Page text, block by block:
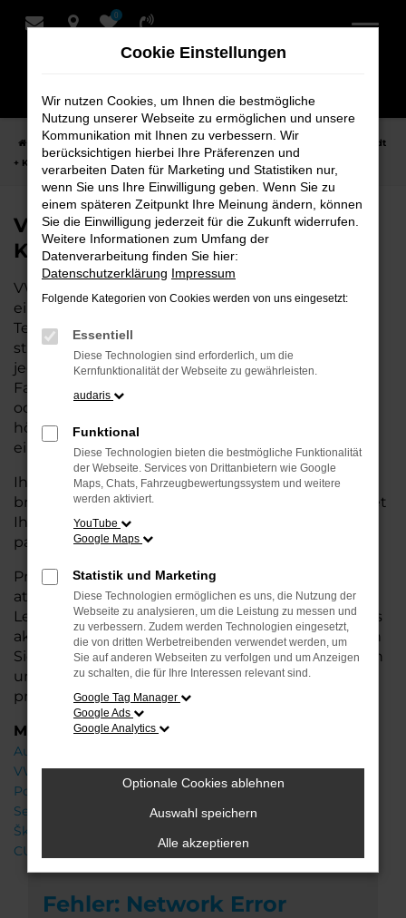
Zum
0
Startseite Achim VW VW ID.7
VW ID.7 Neuwagen bei Schmidt
+ Koch für Achim
VW ID.7 Neuwagen bei Schmidt +
Koch für Achim
VW ID.7 ist die perfekte Wahl für alle, die für Achim
einen Neuwagen suchen. Mit seiner modernen
Technik, seinem effizienten Antrieb und dem
stilvollen Design ist der ID.7 die ideale Lösung für
jeden, der ein zuverlässiges und komfortables
Fahrzeug möchte. Egal, ob für den Stadtverkehr
oder längere Fahrten – der ID.7 bietet Ihnen
höchsten Fahrkomfort, innovative Features und
eine herausragende Wirtschaftlichkeit.
Ihr VW Autohaus in Achim steht Ihnen mit einer
breiten Auswahl an Neuwagen zur Seite und bietet
Ihnen umfassende
passende Fahrzeug finden.
Profitieren Sie von zusätzlichen Services wie
attraktiven Finanzierungsmöglichkeiten,
Leasingangeboten und der Inzahlungnahme Ihres
aktuellen Fahrzeugs. Besuchen Sie uns und lassen
Sie sich von unseren Experten beraten – wir freuen
uns, Ihnen den perfekten Neuwagen zu
präsentieren!
Marken
Audi
VW
Porsche
Seat
Škoda
CUPRA
Fehler: Network Error
Cookie Einstellungen
Wir nutzen Cookies, um Ihnen die bestmögliche
Nutzung unserer Webseite zu ermöglichen und unsere
Kommunikation mit Ihnen zu verbessern. Wir
berücksichtigen hierbei Ihre Präferenzen und
verarbeiten Daten für Marketing und Statistiken nur,
wenn Sie uns Ihre Einwilligung geben. Wenn Sie zu
einem späteren Zeitpunkt Ihre Meinung ändern, können
Sie die Einwilligung jederzeit für die Zukunft widerrufen.
Weitere Informationen zum Umfang der
Datenverarbeitung finden Sie hier:
Datenschutzerklärung Impressum
Folgende Kategorien von Cookies werden von uns eingesetzt:
Essentiell
Diese Technologien sind erforderlich, um die
Kernfunktionalität der Webseite zu gewährleisten.
audaris
Funktional
Diese Technologien bieten die bestmögliche Funktionalität
der Webseite. Services von Drittanbietern wie Google
Maps, Chats, Fahrzeugbewertungssystem und weitere
werden aktiviert.
YouTube
Google Maps
Statistik und Marketing
Diese Technologien ermöglichen es uns, die Nutzung der
Webseite zu analysieren, um die Leistung zu messen und
zu verbessern. Zudem werden Technologien eingesetzt,
die von dritten Werbetreibenden verwendet werden, um
Sie auf anderen Webseiten zu verfolgen und um Anzeigen
zu schalten, die für Ihre Interessen relevant sind.
Google Tag Manager
Google Ads
Google Analytics
Optionale Cookies ablehnen
Auswahl speichern
Alle akzeptieren